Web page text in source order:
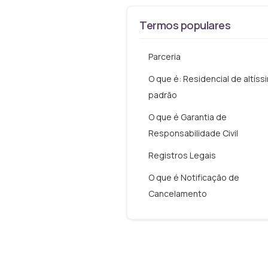
Termos populares
Parceria
O que é: Residencial de
padrão
O que é Garantia de
Responsabilidade Civil
Registros Legais
O que é Notificação de
Cancelamento